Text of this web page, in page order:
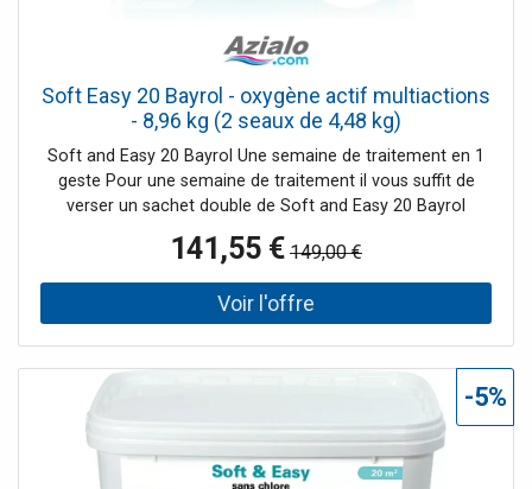
Soft Easy 20 Bayrol - oxygène actif multiactions
- 8,96 kg (2 seaux de 4,48 kg)
Soft and Easy 20 Bayrol Une semaine de traitement en 1
geste Pour une semaine de traitement il vous suffit de
verser un sachet double de Soft and Easy 20 Bayrol
directement dans votre piscine devant les buses de
refoulement. Ce petit geste vous permettra de profiter
d'une désinfection à l'oxygène a
141,55 € 149,00 €
-5%